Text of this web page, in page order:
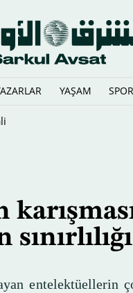
YAŞAM SPOR
mi destekliyor?
entelektüellerin